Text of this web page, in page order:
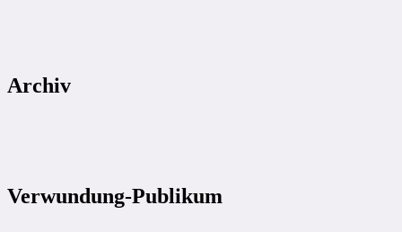
Archiv
Verwundung-Publikum